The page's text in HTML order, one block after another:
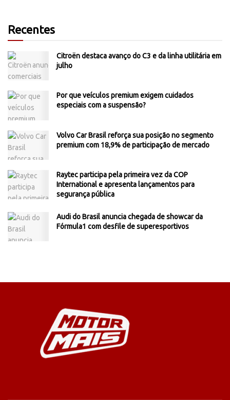
Recentes
Citroën destaca avanço do C3 e da linha utilitária em
julho
Por que veículos premium exigem cuidados
especiais com a suspensão?
Volvo Car Brasil reforça sua posição no segmento
premium com 18,9% de participação de mercado
Raytec participa pela primeira vez da COP
International e apresenta lançamentos para
segurança pública
Audi do Brasil anuncia chegada de showcar da
Fórmula1 com desfile de superesportivos